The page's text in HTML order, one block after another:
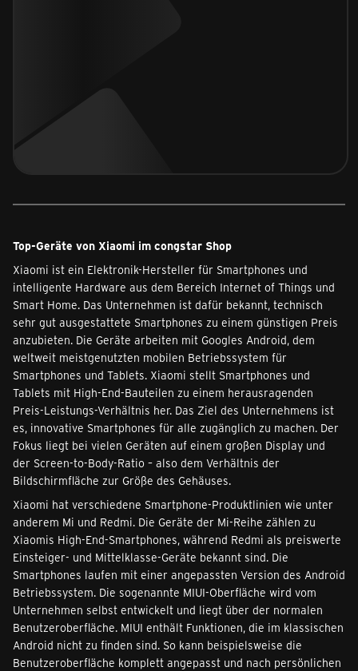
Top-Geräte von Xiaomi im congstar Shop
Xiaomi ist ein Elektronik-Hersteller für Smartphones und
intelligente Hardware aus dem Bereich Internet of Things und
Smart Home. Das Unternehmen ist dafür bekannt, technisch
sehr gut ausgestattete Smartphones zu einem günstigen Preis
anzubieten. Die Geräte arbeiten mit Googles Android, dem
weltweit meistgenutzten mobilen Betriebssystem für
Smartphones und Tablets. Xiaomi stellt Smartphones und
Tablets mit High-End-Bauteilen zu einem herausragenden
Preis-Leistungs-Verhältnis her. Das Ziel des Unternehmens ist
es, innovative Smartphones für alle zugänglich zu machen. Der
Fokus liegt bei vielen Geräten auf einem großen Display und
der Screen-to-Body-Ratio – also dem Verhältnis der
Bildschirmfläche zur Größe des Gehäuses.
Xiaomi hat verschiedene Smartphone-Produktlinien wie unter
anderem Mi und Redmi. Die Geräte der Mi-Reihe zählen zu
Xiaomis High-End-Smartphones, während Redmi als preiswerte
Einsteiger- und Mittelklasse-Geräte bekannt sind. Die
Smartphones laufen mit einer angepassten Version des Android
Betriebssystem. Die sogenannte MIUI-Oberfläche wird vom
Unternehmen selbst entwickelt und liegt über der normalen
Benutzeroberfläche. MIUI enthält Funktionen, die im klassischen
Android nicht zu finden sind. So kann beispielsweise die
Benutzeroberfläche komplett angepasst und nach persönlichen